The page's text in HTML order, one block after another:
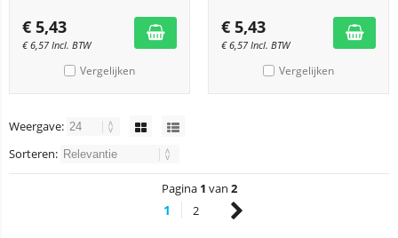
€ 5,43
€6,57 Incl. BTW
Vergelijken
€ 5,43
€6,57 Incl. BTW
Vergelijken
Weergave:
Sorteren:
Pagina 1 van 2
1 2